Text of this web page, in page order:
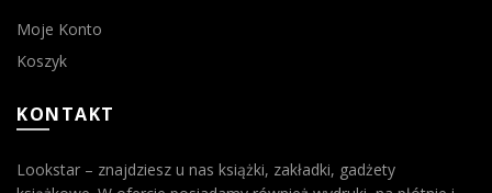
Moje Konto
Koszyk
KONTAKT
Lookstar – znajdziesz u nas książki, zakładki, gadżety